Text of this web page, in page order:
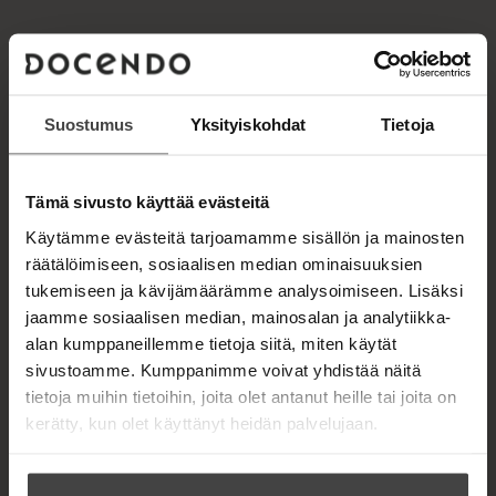
Suostumus Yksityiskohdat Tietoja
Tämä sivusto käyttää evästeitä
Käytämme evästeitä tarjoamamme sisällön ja mainosten
räätälöimiseen, sosiaalisen median ominaisuuksien
tukemiseen ja kävijämäärämme analysoimiseen. Lisäksi
jaamme sosiaalisen median, mainosalan ja analytiikka-
alan kumppaneillemme tietoja siitä, miten käytät
sivustoamme. Kumppanimme voivat yhdistää näitä
tietoja muihin tietoihin, joita olet antanut heille tai joita on
kerätty, kun olet käyttänyt heidän palvelujaan.
h
f
A
u
k
a
a
u
u
t
e
e
n
v
ä
EERO HUOVINEN
Eero Huovinenon Helsingin hiippakunnan
emerituspiispa ja Helsingin yliopiston
emeritusprofessori. Hän on tullut tunnetuksi
älykkäänä keskustelijana ja kirkollisena
vaikuttajana. Huovisen aiempia teoksia ovat mm.
Äitiä ikävä,Uusi ilo – Pääsiäisen evankeliumi,
Lähdön aika jaPitkä ilo.
E